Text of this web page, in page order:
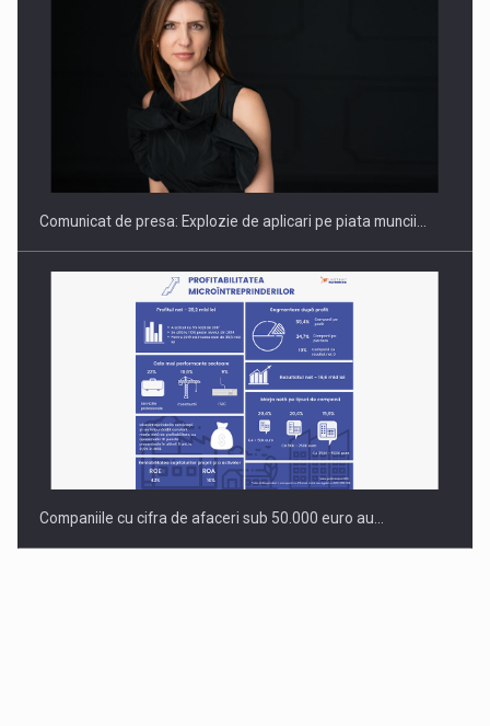
Hard Enduro Piatra Craiului 2026, fueled by benzinariile RO…
Comunicat de presa: Explozie de aplicari pe piata muncii…
Companiile cu cifra de afaceri sub 50.000 euro au…